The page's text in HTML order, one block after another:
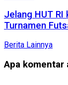
Jelang HUT RI
Turnamen
Berita Lainnya
Apa komentar